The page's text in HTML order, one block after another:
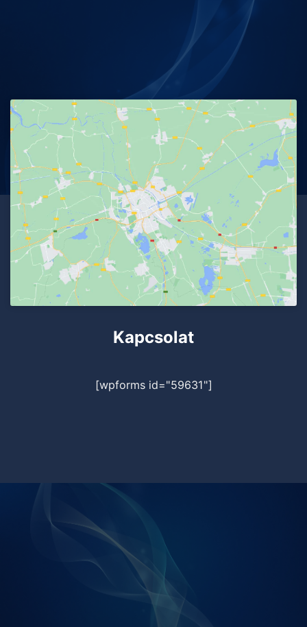
Kapcsolat
[wpforms id="59631"]